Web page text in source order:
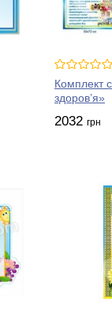
нашого
творчий
їх
— будь-яка,
Комплект
здоров’я»
2032 грн